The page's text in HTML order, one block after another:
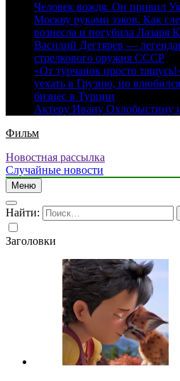
Человек вождя. Он привил
Москву руками зэков. Как
вознесла и погубила Лазаря
Василий Дегтярев —
стрелкового оружия СССР
«От турчанок просто
уехать в Грузию, но
бизнес в Турции
Актеру Ивану Охлобыстину
Фильм
Новостная рассылка
Случайные новости
Меню
Найти:
Заголовки